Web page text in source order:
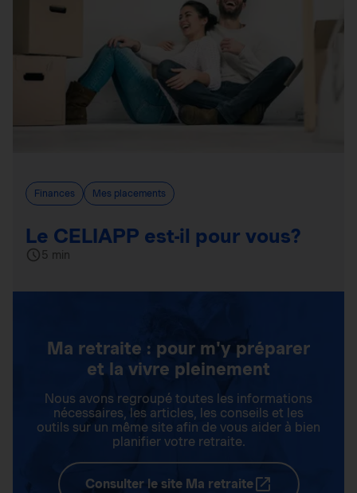
Finances Mes placements
Le CELIAPP est-il pour vous?
5 min
Ma retraite : pour m'y préparer
et la vivre pleinement
Nous avons regroupé toutes les informations
nécessaires, les articles, les conseils et les
outils sur un même site afin de vous aider à bien
planifier votre retraite.
Consulter le site Ma retraite